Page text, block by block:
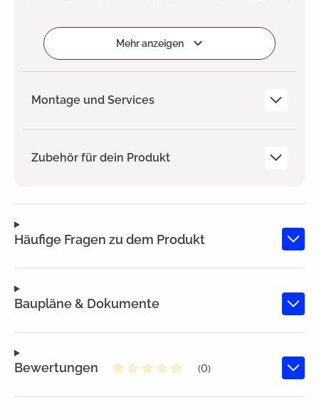
Zum Projekt hinzufügen
Mehr anzeigen
Montage und Services
Zubehör für dein Produkt
Häufige Fragen zu dem Produkt
Baupläne & Dokumente
Bewertungen
(0)